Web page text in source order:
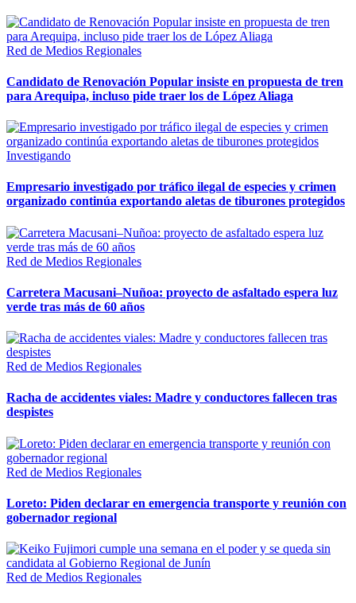
Red de Medios Regionales
Candidato de Renovación Popular insiste en propuesta de tren
para Arequipa, incluso pide traer los de López Aliaga
Investigando
Empresario investigado por tráfico ilegal de especies y crimen
organizado continúa exportando aletas de tiburones protegidos
Red de Medios Regionales
Carretera Macusani–Nuñoa: proyecto de asfaltado espera luz
verde tras más de 60 años
Red de Medios Regionales
Racha de accidentes viales: Madre y conductores fallecen tras
despistes
Red de Medios Regionales
Loreto: Piden declarar en emergencia transporte y reunión con
gobernador regional
Red de Medios Regionales